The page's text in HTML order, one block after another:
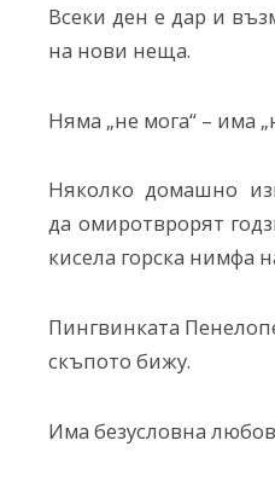
Всеки ден е дар и
на нови неща.
Няма „не мога“ – има
Няколко домашно
да омиротврорят
кисела горска нимфа
Пингвинката
скъпото бижу.
Има безусловна